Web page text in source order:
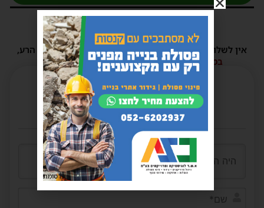
תגובות
אין לשלוח תגובות שאינם הולמות או מכילות דברי לשון הרע,
הסתה ורכילות.
במידה ולא ניתן להגיב - הכתבה סגורה לתגובות.
פרסומת